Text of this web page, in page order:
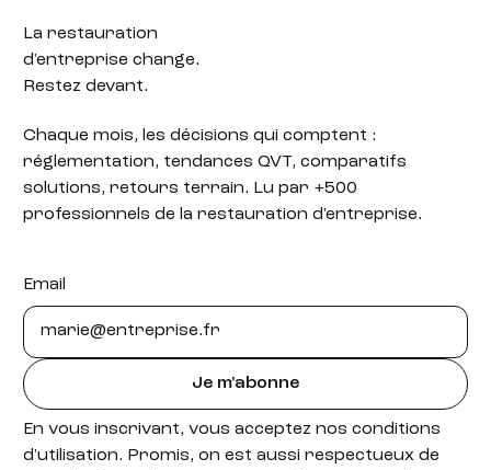
La restauration
d'entreprise change.
Restez devant.
Chaque mois, les décisions qui comptent :
réglementation, tendances QVT, comparatifs
solutions, retours terrain. Lu par +500
professionnels de la restauration d'entreprise.
Email
Je m'abonne
En vous inscrivant, vous acceptez nos conditions
d'utilisation. Promis, on est aussi respectueux de